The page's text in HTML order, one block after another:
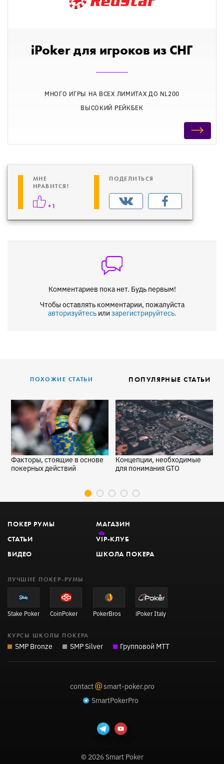
iPoker для игроков из СНГ
МНОГО ИГРЫ НА ВСЕХ ЛИМИТАХ ДО NL200
ВЫСОКИЙ РЕЙКБЕК
МНЕ
НРАВИТСЯ!
+1
ПОДЕЛИТЬСЯ
Комментариев пока нет. Будь первым!
Чтобы оставлять комментарии, пожалуйста
авторизуйтесьили зарегистрируйтесь.
ПОХОЖИЕ СТАТЬИ ПОПУЛЯРНЫЕ СТАТЬИ
Факторы, стоящие в основе
покерных действий
Концепции, необходимые
для понимания GTO
ПОКЕР РУМЫ
СТАТЬИ
ВИДЕО
МАГАЗИН
VIP-КЛУБ
ШКОЛА ПОКЕРА
ЛУЧШИЕ ПОКЕР-РУМЫ
Stake Poker CoinPoker PokerBros iPoker Italy
КУРСЫ ШКОЛЫ ПОКЕРА
SMP Bronze SMP Silver Групповой MTT
© 2026 Smart Poker
contact@smart-poker.pro
SmartPokerPro